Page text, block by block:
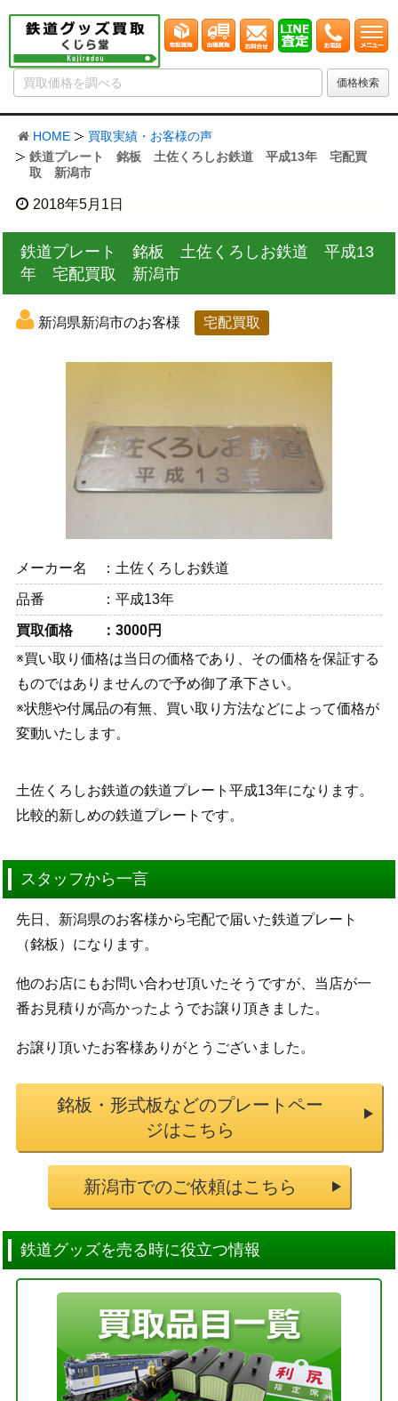
HOME
買取実績・お客様の声
鉄道プレート 銘板 土佐くろしお鉄道 平成13年 宅配買
取 新潟市
2018年5月1日
鉄道プレート 銘板 土佐くろしお鉄道 平成13
年 宅配買取 新潟市
新潟県新潟市のお客様 宅配買取
メーカー名 土佐くろしお鉄道
品番 平成13年
買取価格
3000円
※買い取り価格は当日の価格であり、その価格を保証する
ものではありませんので予め御了承下さい。
※状態や付属品の有無、買い取り方法などによって価格が
変動いたします。
土佐くろしお鉄道の鉄道プレート平成13年になります。
比較的新しめの鉄道プレートです。
スタッフから一言
先日、新潟県のお客様から宅配で届いた鉄道プレート
（銘板）になります。
他のお店にもお問い合わせ頂いたそうですが、当店が一
番お見積りが高かったようでお譲り頂きました。
お譲り頂いたお客様ありがとうございました。
銘板・形式板などのプレートペー
ジはこちら
新潟市でのご依頼はこちら
鉄道グッズを売る時に役立つ情報